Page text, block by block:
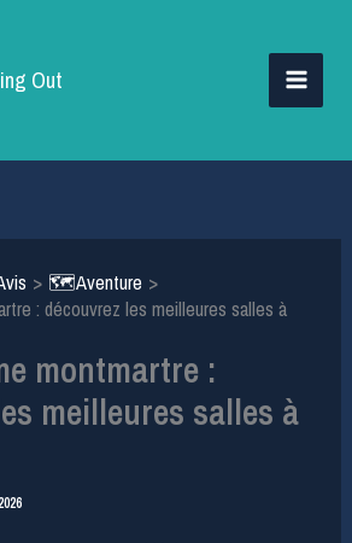
Out
🗺️Aventure
: découvrez les meilleures salles à
montmartre :
meilleures salles à